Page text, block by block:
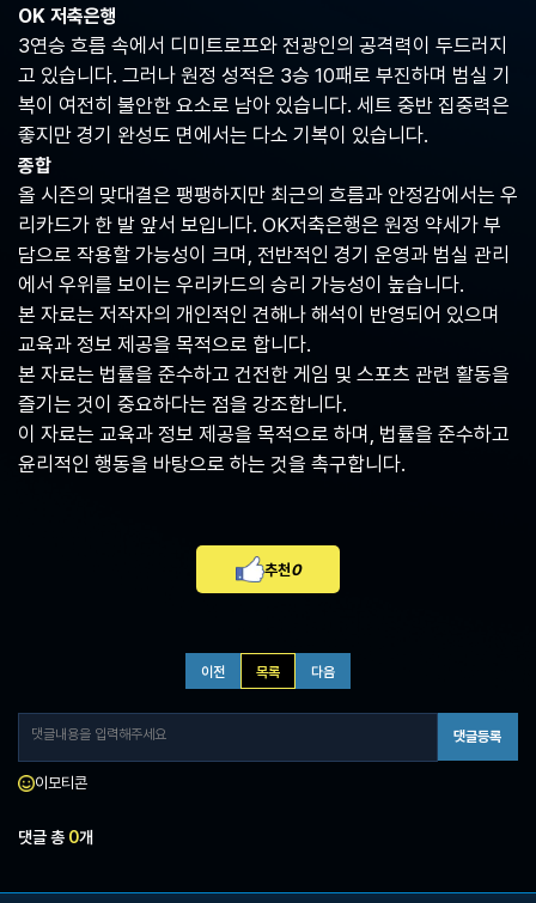
츠
중
계
사
이
OK 저축은행
3연승 흐름 속에서 디미트로프와 전광인의 공격력이 두드러지
고 있습니다. 그러나 원정 성적은 3승 10패로 부진하며 범실 기
복이 여전히 불안한 요소로 남아 있습니다. 세트 중반 집중력은
좋지만 경기 완성도 면에서는 다소 기복이 있습니다.
종합
올 시즌의 맞대결은 팽팽하지만 최근의 흐름과 안정감에서는 우
리카드가 한 발 앞서 보입니다. OK저축은행은 원정 약세가 부
담으로 작용할 가능성이 크며, 전반적인 경기 운영과 범실 관리
에서 우위를 보이는 우리카드의 승리 가능성이 높습니다.
본 자료는 저작자의 개인적인 견해나 해석이 반영되어 있으며
교육과 정보 제공을 목적으로 합니다.
본 자료는 법률을 준수하고 건전한 게임 및 스포츠 관련 활동을
즐기는 것이 중요하다는 점을 강조합니다.
이 자료는 교육과 정보 제공을 목적으로 하며, 법률을 준수하고
윤리적인 행동을 바탕으로 하는 것을 촉구합니다.
추천0
이전 목록 다음
댓글등록
이모티콘
댓글 총 0개